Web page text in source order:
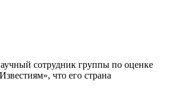
сотрудник группы по оценке
что его страна